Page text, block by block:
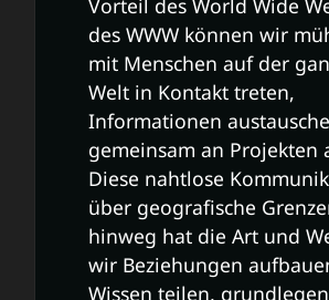
Vorteil des World Wide
des WWW können wir
mit Menschen auf der
Welt in Kontakt treten,
Informationen
gemeinsam an Projekten
Diese nahtlose
über geografische
hinweg hat die Art und
wir Beziehungen
Wissen teilen,